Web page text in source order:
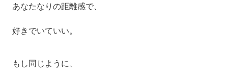
あなたなりの距離感で、
好きでいていい。
もし同じように、